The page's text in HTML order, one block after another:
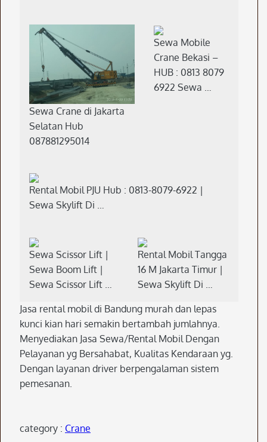
Sewa Crane di Jakarta
Selatan Hub
087881295014
Sewa Mobile
Crane Bekasi –
HUB : 0813 8079
6922 Sewa …
Rental Mobil PJU Hub : 0813-8079-6922 |
Sewa Skylift Di …
Sewa Scissor Lift |
Sewa Boom Lift |
Sewa Scissor Lift …
Rental Mobil Tangga
16 M Jakarta Timur |
Sewa Skylift Di …
Jasa rental mobil di Bandung murah dan lepas
kunci kian hari semakin bertambah jumlahnya.
Menyediakan Jasa Sewa/Rental Mobil Dengan
Pelayanan yg Bersahabat, Kualitas Kendaraan yg.
Dengan layanan driver berpengalaman sistem
pemesanan.
category : Crane